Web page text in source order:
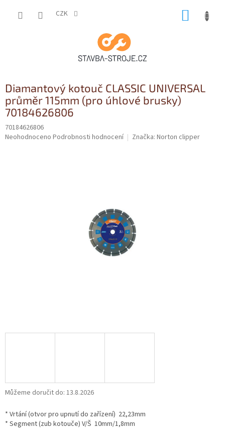
CZK
Diamantový kotouč CLASSIC UNIVERSAL
průměr 115mm (pro úhlové brusky)
70184626806
70184626806
Průměrné
Neohodnoceno Podrobnosti hodnocení Značka: Norton clipper
Můžeme doručit do: 13.8.2026
* Vrtání (otvor pro upnutí do zařízení) 22,23mm
* Segment (zub kotouče) V/Š 10mm/1,8mm